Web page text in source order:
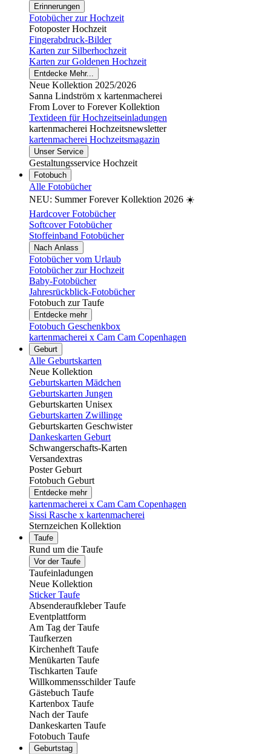
Erinnerungen
Fotobücher zur Hochzeit
Fotoposter Hochzeit
Fingerabdruck-Bilder
Karten zur Silberhochzeit
Karten zur Goldenen Hochzeit
Entdecke Mehr...
Neue Kollektion 2025/2026
Sanna Lindström x kartenmacherei
From Lover to Forever Kollektion
Textideen für Hochzeitseinladungen
kartenmacherei Hochzeitsnewsletter
kartenmacherei Hochzeitsmagazin
Unser Service
Gestaltungsservice Hochzeit
Fotobuch
Alle Fotobücher
NEU: Summer Forever Kollektion 2026 ☀️
Hardcover Fotobücher
Softcover Fotobücher
Stoffeinband Fotobücher
Nach Anlass
Fotobücher vom Urlaub
Fotobücher zur Hochzeit
Baby-Fotobücher
Jahresrückblick-Fotobücher
Fotobuch zur Taufe
Entdecke mehr
Fotobuch Geschenkbox
kartenmacherei x Cam Cam Copenhagen
Geburt
Alle Geburtskarten
Neue Kollektion
Geburtskarten Mädchen
Geburtskarten Jungen
Geburtskarten Unisex
Geburtskarten Zwillinge
Geburtskarten Geschwister
Dankeskarten Geburt
Schwangerschafts-Karten
Versandextras
Poster Geburt
Fotobuch Geburt
Entdecke mehr
kartenmacherei x Cam Cam Copenhagen
Sissi Rasche x kartenmacherei
Sternzeichen Kollektion
Taufe
Rund um die Taufe
Vor der Taufe
Taufeinladungen
Neue Kollektion
Sticker Taufe
Absenderaufkleber Taufe
Eventplattform
Am Tag der Taufe
Taufkerzen
Kirchenheft Taufe
Menükarten Taufe
Tischkarten Taufe
Willkommensschilder Taufe
Gästebuch Taufe
Kartenbox Taufe
Nach der Taufe
Dankeskarten Taufe
Fotobuch Taufe
Geburtstag